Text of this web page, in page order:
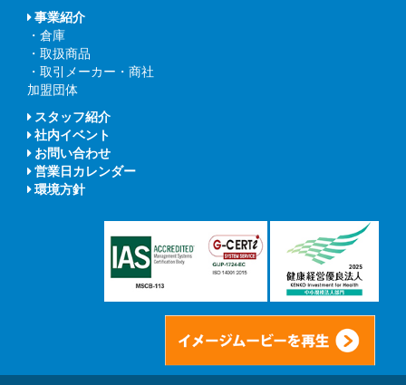
事業紹介
・倉庫
・取扱商品
・取引メーカー・商社
加盟団体
スタッフ紹介
社内イベント
お問い合わせ
営業日カレンダー
環境方針